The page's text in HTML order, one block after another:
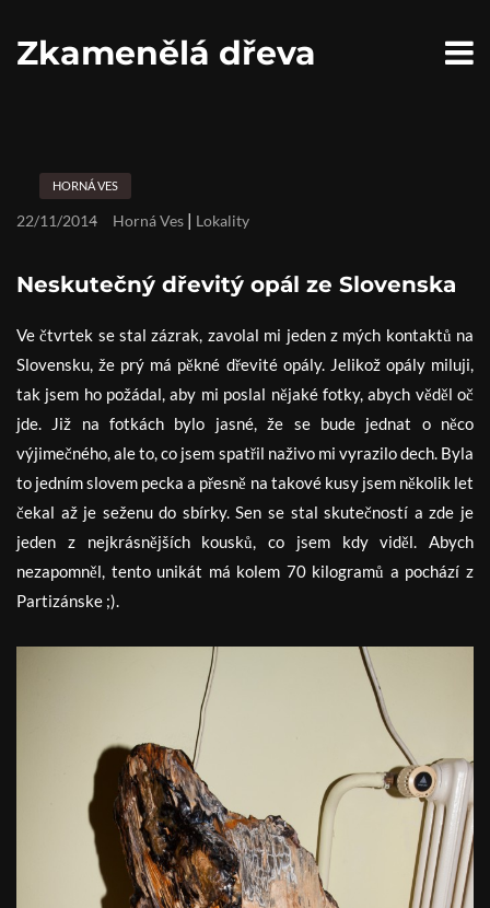
Zkamenělá dřeva
HORNÁ VES
22/11/2014 Horná Ves | Lokality
Neskutečný dřevitý opál ze Slovenska
Ve čtvrtek se stal zázrak, zavolal mi jeden z mých kontaktů na
Slovensku, že prý má pěkné dřevité opály. Jelikož opály miluji,
tak jsem ho požádal, aby mi poslal nějaké fotky, abych věděl oč
jde. Již na fotkách bylo jasné, že se bude jednat o něco
výjimečného, ale to, co jsem spatřil naživo mi vyrazilo dech. Byla
to jedním slovem pecka a přesně na takové kusy jsem několik let
čekal až je seženu do sbírky. Sen se stal skutečností a zde je
jeden z nejkrásnějších kousků, co jsem kdy viděl. Abych
nezapomněl, tento unikát má kolem 70 kilogramů a pochází z
Partizánske ;).